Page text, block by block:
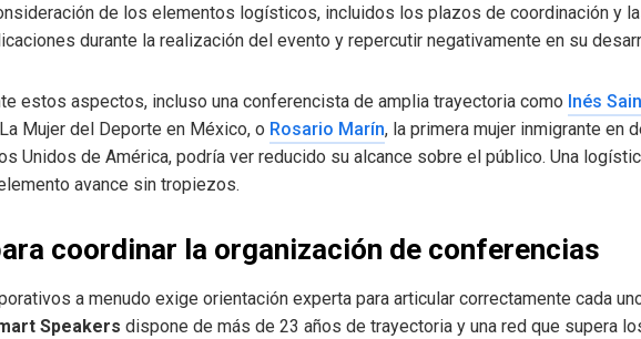
de los elementos logísticos, incluidos los plazos de coordinación y
durante la realización del evento y repercutir negativamente en su
estos aspectos, incluso una conferencista de amplia trayectoria como Inés
Mujer del Deporte en México, o Rosario Marín, la primera mujer inmigrante en
Unidos de América, podría ver reducido su alcance sobre el público. Una
avance sin tropiezos.
coordinar la organización de conferencias
a menudo exige orientación experta para articular correctamente cada
Speakers dispone de más de 23 años de trayectoria y una red que supera